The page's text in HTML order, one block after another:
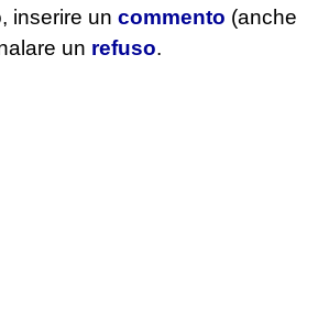
inserire un commento (anche
un refuso.